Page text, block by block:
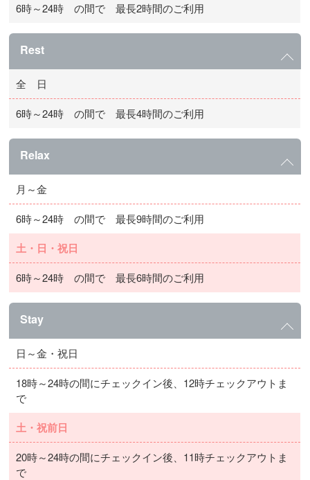
6時～24時 の間で 最長2時間のご利用
Rest
全 日
6時～24時 の間で 最長4時間のご利用
Relax
月～金
6時～24時 の間で 最長9時間のご利用
土・日・祝日
6時～24時 の間で 最長6時間のご利用
Stay
日～金・祝日
18時～24時の間にチェックイン後、12時チェックアウトま
で
土・祝前日
20時～24時の間にチェックイン後、11時チェックアウトま
で